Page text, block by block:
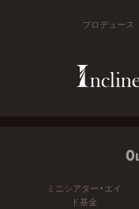
プロデュース
ミニシアター・エイ
ド基金